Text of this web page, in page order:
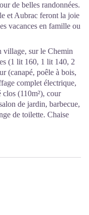
de belles randonnées.
et Aubrac feront la joie
vacances en famille ou
village, sur le Chemin
(1 lit 160, 1 lit 140, 2
(canapé, poêle à bois,
complet électrique,
clos (110m²), cour
de jardin, barbecue,
de toilette. Chaise